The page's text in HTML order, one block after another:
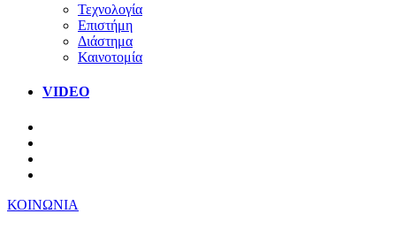
Τεχνολογία
Επιστήμη
Διάστημα
Καινοτομία
VIDEO
ΚΟΙΝΩΝΙΑ